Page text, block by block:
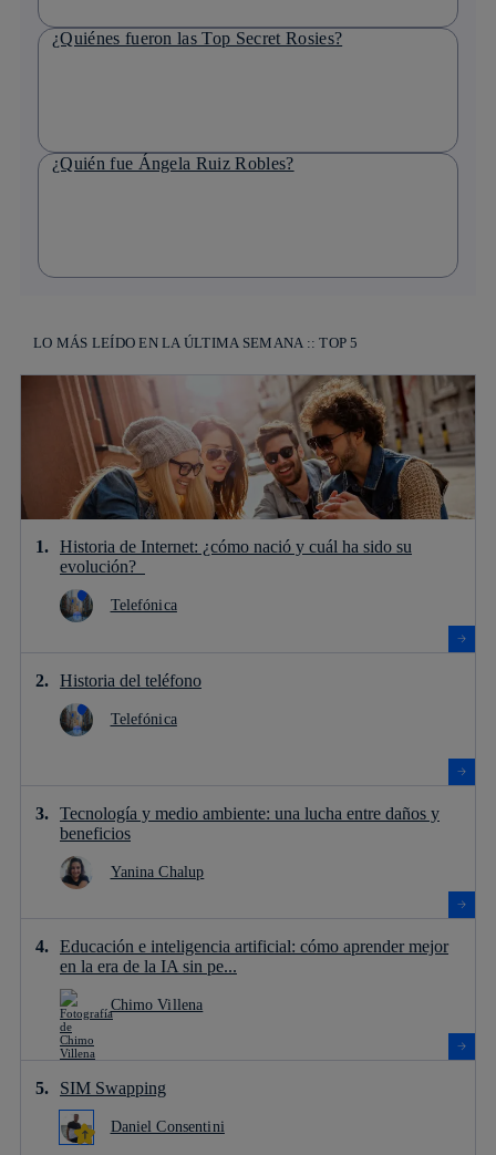
¿Quiénes fueron las Top Secret Rosies?
¿Quién fue Ángela Ruiz Robles?
LO MÁS LEÍDO EN LA ÚLTIMA SEMANA :: TOP 5
Historia de Internet: ¿cómo nació y cuál ha sido su
evolución?
Telefónica
Historia del teléfono
Telefónica
Tecnología y medio ambiente: una lucha entre daños y
beneficios
Yanina Chalup
Educación e inteligencia artificial: cómo aprender mejor
en la era de la IA sin pe...
Chimo Villena
SIM Swapping
Daniel Consentini